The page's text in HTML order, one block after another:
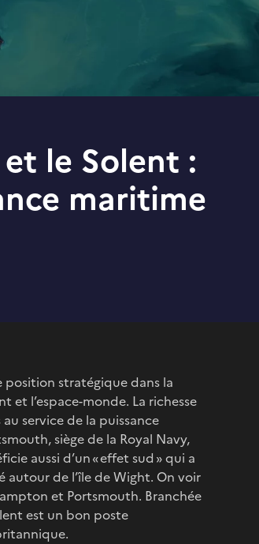
le Solent :
maritime
position stratégique dans la
et l’espace-monde. La richesse
service de la puissance
siège de la Royal Navy,
aussi d’un « effet sud » qui a
de l’île de Wight. On voir
et Portsmouth. Branchée
est un bon poste